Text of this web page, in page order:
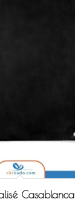
Casablanca